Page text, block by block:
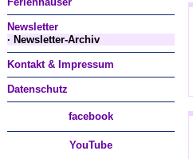
Newsletter
· Newsletter-Archiv
Kontakt & Impressum
Datenschutz
facebook
YouTube